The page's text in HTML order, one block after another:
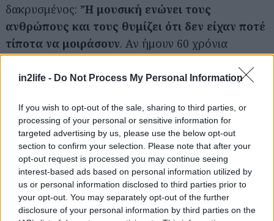
in2life - Do Not Process My Personal Information
If you wish to opt-out of the sale, sharing to third parties, or
processing of your personal or sensitive information for
targeted advertising by us, please use the below opt-out
section to confirm your selection. Please note that after your
opt-out request is processed you may continue seeing
interest-based ads based on personal information utilized by
us or personal information disclosed to third parties prior to
your opt-out. You may separately opt-out of the further
disclosure of your personal information by third parties on the
δακρυσμένος: ”Η μουσική ενώνει τους
ανθρώπους και τους θυμίζει ότι δεν είχαν ποτέ
τίποτα να μοιράσουν. Αν ήμουν 60 χρόνια
νεότερος όμως, η ζωή θα’ χε για μένα λιγότερο
ενδιαφέρον, γιατί δεν θα ήξερα τίποτα γι’
Τον Οκτώβριο του ίδιου έτους έπαιξε στοΛευκό
Οίκομπροστά στον πρόεδροRonald Reaganκαι
αυτή ήταν μία από τις τελευταίες του συναυλίες
στο κοινό. Συνέχισε όμως να παίζει και να
ηχογραφεί μέχρι το τέλος σχεδόν της ζωής του.
Για τον τελευταίο του δίσκο επέλεξε έργα των